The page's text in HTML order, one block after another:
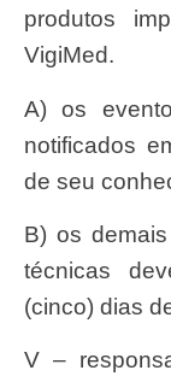
produtos
VigiMed.
a) os eventos adversos graves devem ser
notificados
de seu
b) os demais eventos adversos e as queixas
técnicas
(cinco) dias
V – responsabilizar-se pelo recolhimento do